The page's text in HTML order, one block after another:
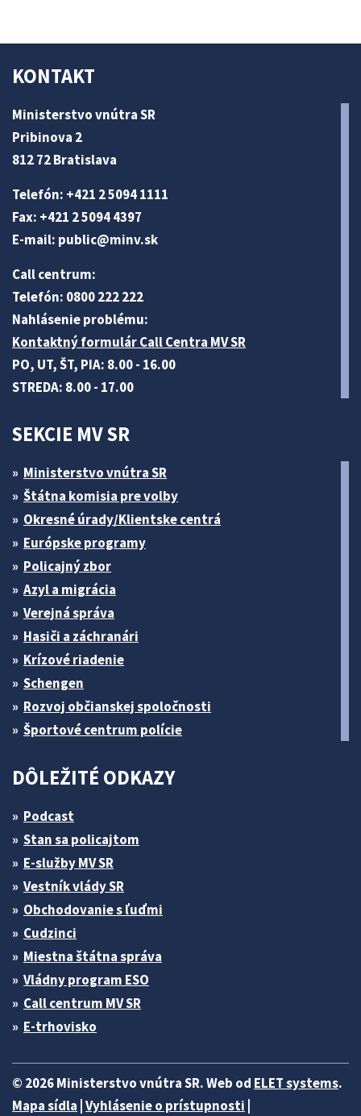
KONTAKT
Ministerstvo vnútra SR
Pribinova 2
812 72 Bratislava
Telefón: +421 2 5094 1111
Fax: +421 2 5094 4397
E-mail: public@minv.sk
Call centrum:
Telefón: 0800 222 222
Nahlásenie problému:
Kontaktný formulár Call Centra MV SR
PO, UT, ŠT, PIA: 8.00 - 16.00
STREDA: 8.00 - 17.00
SEKCIE MV SR
Ministerstvo vnútra SR
Štátna komisia pre volby
Okresné úrady/Klientske centrá
Európske programy
Policajný zbor
Azyl a migrácia
Verejná správa
Hasiči a záchranári
Krízové riadenie
Schengen
Rozvoj občianskej spoločnosti
Športové centrum polície
DÔLEŽITÉ ODKAZY
Podcast
Stan sa policajtom
E-služby MV SR
Vestník vlády SR
Obchodovanie s ľuďmi
Cudzinci
Miestna štátna správa
Vládny program ESO
Call centrum MV SR
E-trhovisko
© 2026 Ministerstvo vnútra SR. Web od ELET systems.
Mapa sídla Vyhlásenie o prístupnosti